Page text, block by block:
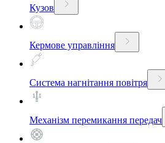
Кузов
Кермове управління
Система нагнітання повітря
Механізм перемикання передач